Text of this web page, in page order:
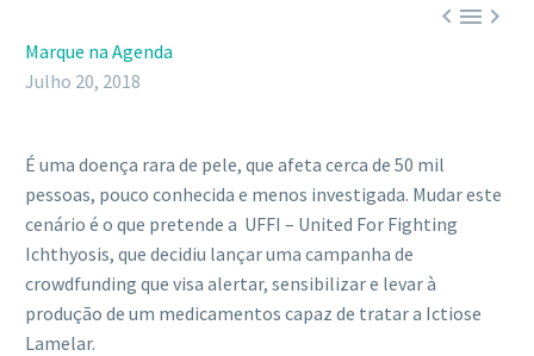

Marque na Agenda
Julho 20, 2018
É uma doença rara de pele, que afeta cerca de 50 mil
pessoas, pouco conhecida e menos investigada. Mudar este
cenário é o que pretende a UFFI – United For Fighting
Ichthyosis, que decidiu lançar uma campanha de
crowdfunding que visa alertar, sensibilizar e levar à
produção de um medicamentos capaz de tratar a Ictiose
Lamelar.